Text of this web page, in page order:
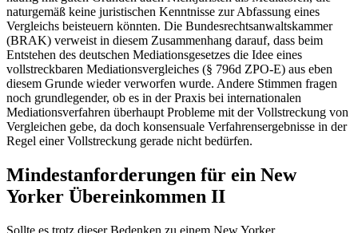
naturgemäß keine juristischen Kenntnisse zur Abfassung eines
Vergleichs beisteuern könnten. Die Bundesrechtsanwaltskammer
(BRAK) verweist in diesem Zusammenhang darauf, dass beim
Entstehen des deutschen Mediationsgesetzes die Idee eines
vollstreckbaren Mediationsvergleiches (§ 796d ZPO-E) aus eben
diesem Grunde wieder verworfen wurde. Andere Stimmen fragen
noch grundlegender, ob es in der Praxis bei internationalen
Mediationsverfahren überhaupt Probleme mit der Vollstreckung von
Vergleichen gebe, da doch konsensuale Verfahrensergebnisse in der
Regel einer Vollstreckung gerade nicht bedürfen.
Mindestanforderungen für ein New
Yorker Übereinkommen II
Sollte es trotz dieser Bedenken zu einem New Yorker